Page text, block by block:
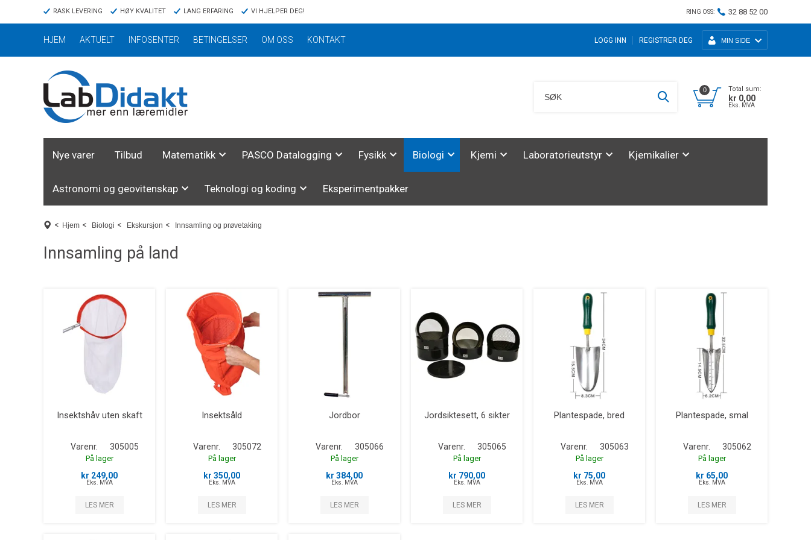
RASK LEVERING HØY KVALITET LANG ERFARING VI HJELPER DEG! RING OSS: 32 88 52 00
HJEM AKTUELT INFOSENTER BETINGELSER OM OSS KONTAKT MIN SIDE
LOGG INN REGISTRER DEG
0 Total sum:
kr 0,00
Eks. MVA
Nye varer Tilbud Matematikk PASCO Datalogging Fysikk Biologi Kjemi Laboratorieutstyr Kjemikalier
Astronomi og geovitenskap Teknologi og koding Eksperimentpakker
< Hjem < Biologi < Ekskursjon < Innsamling og prøvetaking
Innsamling på land
Insektshåv uten skaft
Varenr. 305005
På lager
kr 249,00
Eks. MVA
LES MER
Insektsåld
Varenr. 305072
På lager
kr 350,00
Eks. MVA
LES MER
Jordbor
Varenr. 305066
På lager
kr 384,00
Eks. MVA
LES MER
Jordsiktesett, 6 sikter
Varenr. 305065
På lager
kr 790,00
Eks. MVA
LES MER
Plantespade, bred
Varenr. 305063
På lager
kr 75,00
Eks. MVA
LES MER
Plantespade, smal
Varenr. 305062
På lager
kr 65,00
Eks. MVA
LES MER